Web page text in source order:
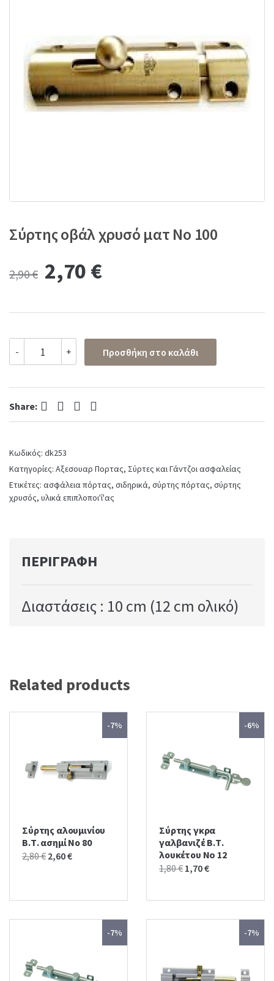
Σύρτης οβάλ χρυσό ματ No 100
2,90€ Original
was:
2,90 €.
2,70 €Current
is:
2,70 €.
-
οβάλ
χρυσό
100
+ Προσθήκη στο καλάθι
Share: Facebook Twitter Pinterest LinkedIn
Κωδικός: dk253
Κατηγορίες: Αξεσουαρ Πορτας, Σύρτες και Γάντζοι ασφαλείας
Ετικέτες: ασφάλεια πόρτας, σιδηρικά, σύρτης πόρτας, σύρτης
χρυσός, υλικά επιπλοποι'ί'ας
ΠΕΡΙΓΡΑΦΉ
Διαστάσεις : 10 cm (12 cm ολικό)
Related products
-7%
Σύρτης αλουμινίου
Β.Τ. ασημί Νο 80
2,80€ Original
2,80 €.
2,60€Current
2,60 €.
-6%
Σύρτης γκρα
γαλβανιζέ Β.Τ.
λουκέτου No 12
1,80€ Original
was:
1,70€Current
is:
-7% -7%